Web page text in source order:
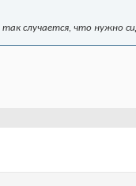
так случается, что нужно